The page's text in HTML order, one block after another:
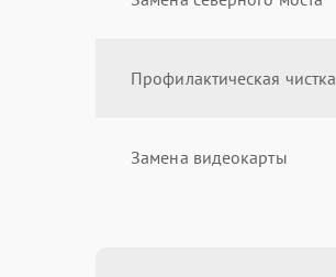
Профилактическая чистка
Замена видеокарты